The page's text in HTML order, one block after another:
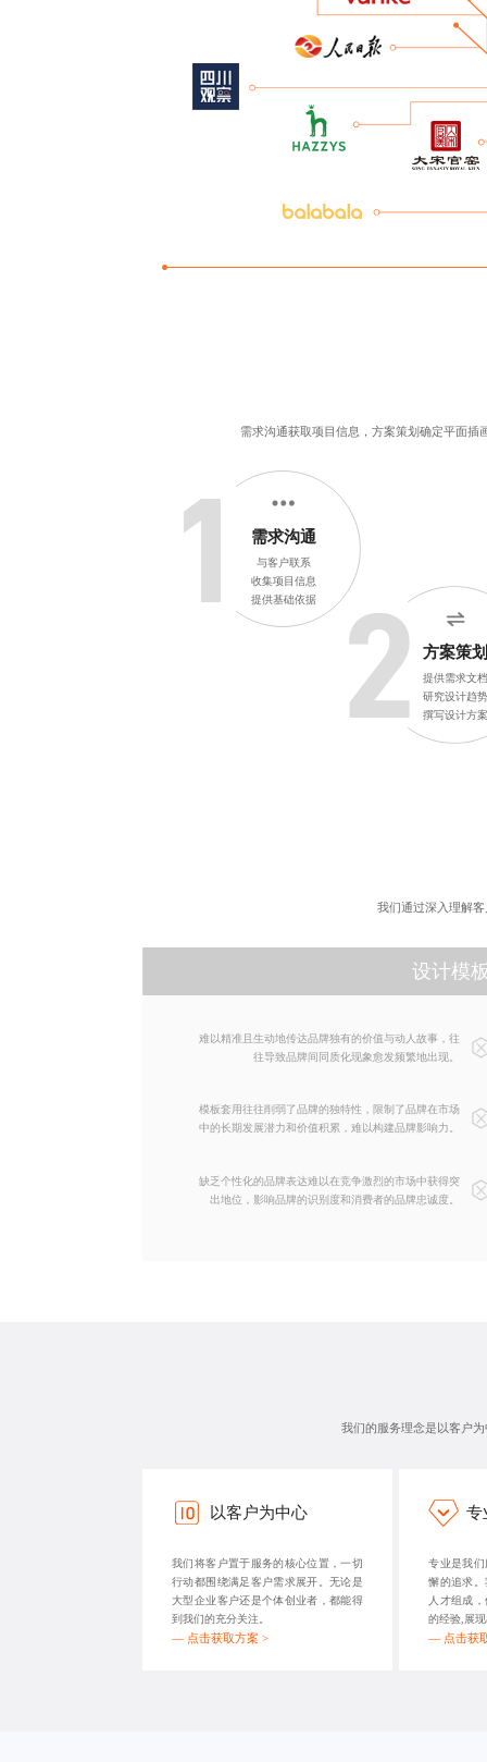
需求沟通获取项目信息，方案策划确定平面插
1 需求沟通
与客户联系
收集项目信息
提供基础依据
2 方案策
提供需求文
研究设计趋
撰写设计方
我们通过深入理解
设计模
难以精准且生动地传达品牌独有的价值与动人故事，往
往导致品牌间同质化现象愈发频繁地出现。
模板套用往往削弱了品牌的独特性，限制了品牌在市场
中的长期发展潜力和价值积累，难以构建品牌影响力。
缺乏个性化的品牌表达难以在竞争激烈的市场中获得突
出地位，影响品牌的识别度和消费者的品牌忠诚度。
我们的服务理念是以客户
以客户为中心
我们将客户置于服务的核心位置，一切
行动都围绕满足客户需求展开。无论是
大型企业客户还是个体创业者，都能得
到我们的充分关注。
— 点击获取方案 >
专
专业是我
懈的追求
人才组成
的经验,展
— 点击获